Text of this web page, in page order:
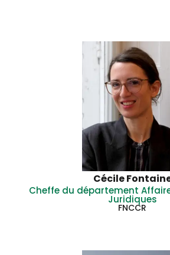
Cécile
Cheffe du département
Juridiques
FNCCR